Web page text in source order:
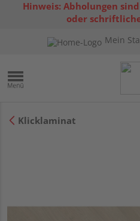
Hinweis: Abholungen
oder
Mein
Klicklaminat